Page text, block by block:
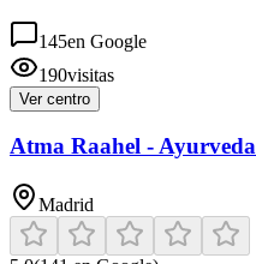
145en Google
190visitas
Ver centro
Atma Raahel -
Madrid